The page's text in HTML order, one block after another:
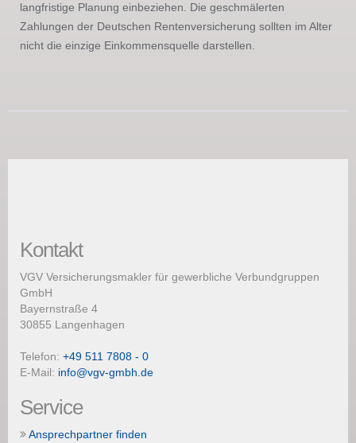
langfristige Planung einbeziehen. Die geschmälerten
Zahlungen der Deutschen Rentenversicherung sollten im Alter
nicht die einzige Einkommensquelle darstellen.
Kontakt
VGV Versicherungsmakler für gewerbliche Verbundgruppen
GmbH
Bayernstraße 4
30855 Langenhagen
Telefon: +49 511 7808 - 0
E-Mail: info@vgv-gmbh.de
Service
Ansprechpartner finden